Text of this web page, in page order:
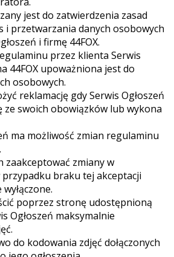
jest do zatwierdzenia zasad
i przetwarzania danych osobowych
i firmę 44FOX.
przez klienta Serwis
44FOX upoważniona jest do
osobowych.
reklamację gdy Serwis Ogłoszeń
ze swoich obowiązków lub wykona
ma możliwość zmian regulaminu
zaakceptować zmiany w
braku tej akceptacji
poprzez stronę udostępnioną
Ogłoszeń maksymalnie
do kodowania zdjęć dołączonych